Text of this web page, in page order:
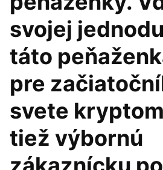
svojej
táto
pre
svete
tiež výbornú